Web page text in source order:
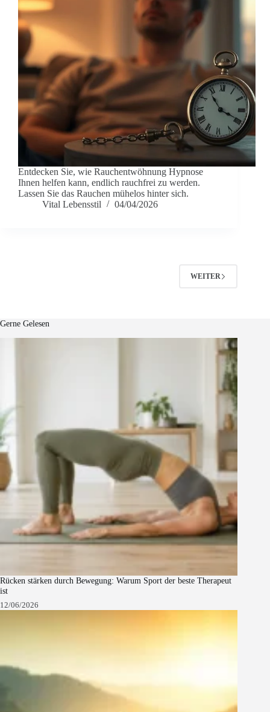
Entdecken Sie, wie Rauchentwöhnung Hypnose
Ihnen helfen kann, endlich rauchfrei zu werden.
Lassen Sie das Rauchen mühelos hinter sich.
Vital Lebensstil
04/04/2026
WEITER
Gerne Gelesen
Rücken stärken durch Bewegung: Warum Sport der beste Therapeut
ist
12/06/2026